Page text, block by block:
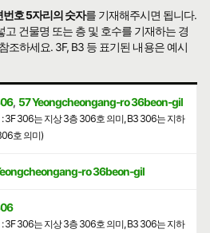
호 5자리의 숫자를 기재해주시면 됩니다.
고 건물명 또는 층 및 호수를 기재하는 경
조하세요. 3F, B3 등 표기된 내용은 예시
, 57 Yeongcheongang-ro 36beon-gil
: 3F 306는 지상 3층 306호 의미, B3 306는 지하
호 의미)
ro 36beon-gil
: 3F 306는 지상 3층 306호 의미, B3 306는 지하